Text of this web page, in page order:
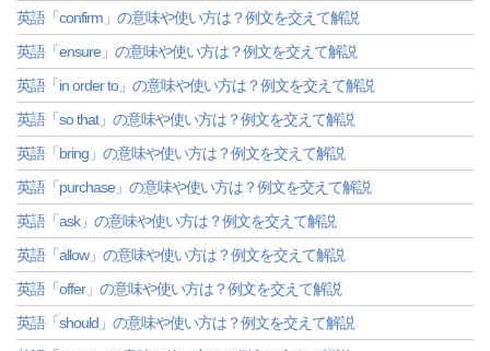
英語「confirm」の意味や使い方は？例文を交えて解説
英語「ensure」の意味や使い方は？例文を交えて解説
英語「in order to」の意味や使い方は？例文を交えて解説
英語「so that」の意味や使い方は？例文を交えて解説
英語「bring」の意味や使い方は？例文を交えて解説
英語「purchase」の意味や使い方は？例文を交えて解説
英語「ask」の意味や使い方は？例文を交えて解説
英語「allow」の意味や使い方は？例文を交えて解説
英語「offer」の意味や使い方は？例文を交えて解説
英語「should」の意味や使い方は？例文を交えて解説